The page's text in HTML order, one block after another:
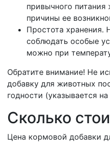
привычного питания
причины ее
Простота хранения.
соблюдать особые
можно при
Обратите внимание! Не
добавку для животных
годности (указывается
Сколько
Цена кормовой добавки